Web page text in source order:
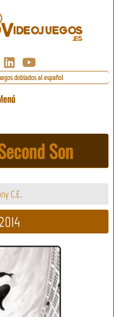
doblados al español
Son
C.E.